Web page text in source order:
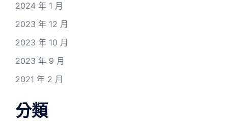
2024 年 1 月
2023 年 12 月
2023 年 10 月
2023 年 9 月
2021 年 2 月
分類